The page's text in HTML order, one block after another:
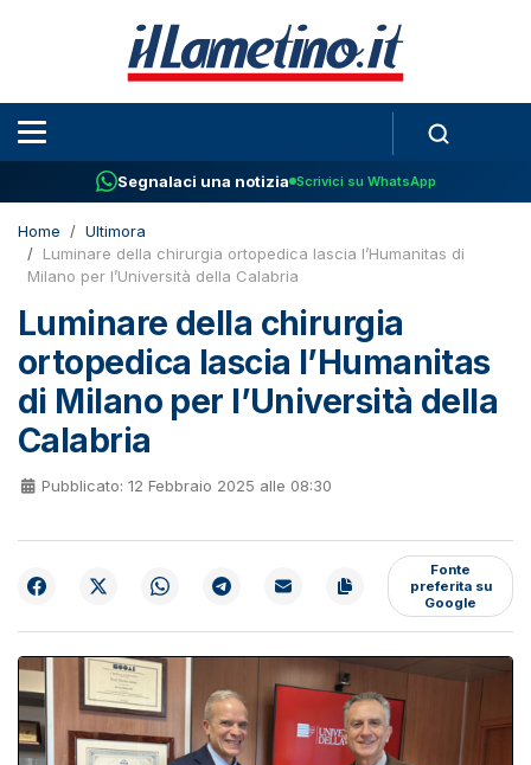
Segnalaci una notizia Scrivici su WhatsApp
Home
Ultimora
Luminare della chirurgia ortopedica lascia l’Humanitas di
Milano per l’Università della Calabria
Luminare della chirurgia
ortopedica lascia l’Humanitas
di Milano per l’Università della
Calabria
Pubblicato: 12 Febbraio 2025 alle 08:30
Fonte
preferita su
Google